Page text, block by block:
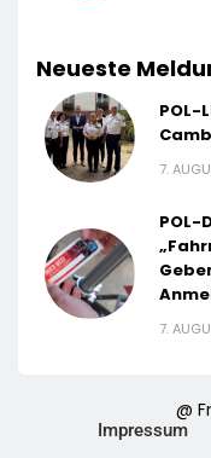
Neueste
POL-
7.
7.
@
Impressum